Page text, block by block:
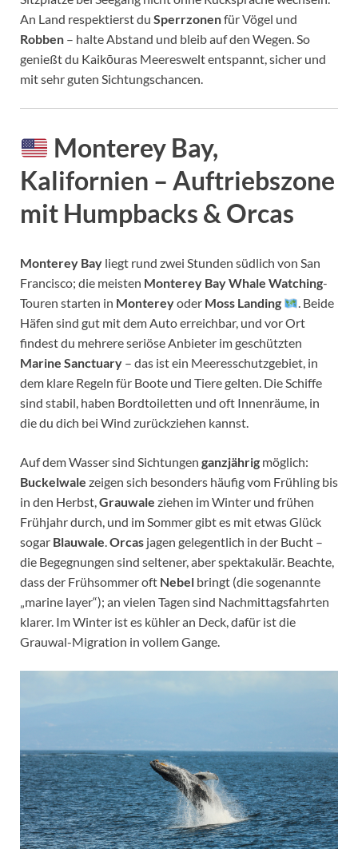
An Land respektierst du Sperrzonenfür Vögel und
Robben – halte Abstand und bleib auf den Wegen. So
genießt du Kaikōuras Meereswelt entspannt, sicher und
mit sehr guten Sichtungschancen.
Monterey Bay,
Kalifornien – Auftriebszone
mit Humpbacks & Orcas
Monterey Bay liegt rund zwei Stunden südlich von San
Francisco; die meisten Monterey Bay Whale Watching-
Touren starten in Montereyoder Moss Landing
. Beide
Häfen sind gut mit dem Auto erreichbar, und vor Ort
findest du mehrere seriöse Anbieter im geschützten
Marine Sanctuary – das ist ein Meeresschutzgebiet, in
dem klare Regeln für Boote und Tiere gelten. Die Schiffe
sind stabil, haben Bordtoiletten und oft Innenräume, in
die du dich bei Wind zurückziehen kannst.
Auf dem Wasser sind Sichtungen ganzjährig möglich:
Buckelwale zeigen sich besonders häufig vom Frühling bis
in den Herbst,Grauwale ziehen im Winter und frühen
Frühjahr durch, und im Sommer gibt es mit etwas Glück
sogar Blauwale.Orcas jagen gelegentlich in der Bucht –
die Begegnungen sind seltener, aber spektakulär. Beachte,
dass der Frühsommer oft Nebel bringt (die sogenannte
„marine layer“); an vielen Tagen sind Nachmittagsfahrten
klarer. Im Winter ist es kühler an Deck, dafür ist die
Grauwal-Migration in vollem Gange.